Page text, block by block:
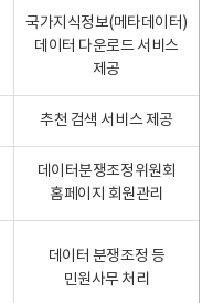
국가지식정보(메타데이터)
데이터 다운로드 서비스
제공
추천 검색 서비스 제공
데이터분쟁조정위원회
홈페이지 회원관리
데이터 분쟁조정 등
민원사무 처리